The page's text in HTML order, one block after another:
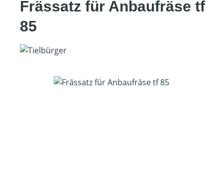
Frässatz für Anbaufräse tf
85
Bildergalerie überspringen